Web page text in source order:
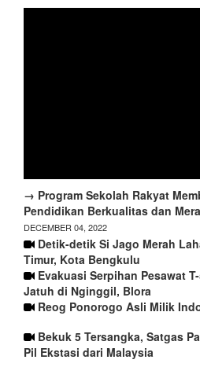
→ Program Sekolah Rakyat
Pendidikan Berkualitas dan
DECEMBER 04, 2022
Detik-detik Si Jago Merah
Timur, Kota Bengkulu
Evakuasi Serpihan Pesawat
Jatuh di Nginggil, Blora
Reog Ponorogo Asli Milik
Bekuk 5 Tersangka, Satgas
Pil Ekstasi dari Malaysia